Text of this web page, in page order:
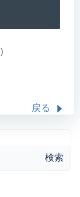
）
戻る
検索